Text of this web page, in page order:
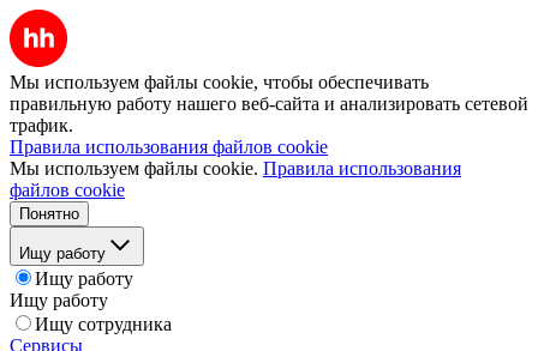
Мы используем файлы cookie, чтобы обеспечивать
правильную работу нашего веб-сайта и анализировать сетевой
трафик.
Правила использования файлов cookie
Мы используем файлы cookie. Правила использования
файлов cookie
Понятно
Ищу работу
Ищу работу
Ищу работу
Ищу сотрудника
Сервисы